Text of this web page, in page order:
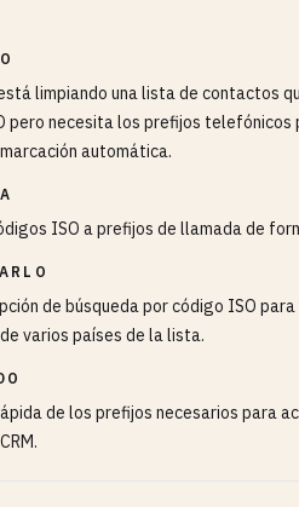
limpiando una lista de contactos
pero necesita los prefijos telefónicos
automática.
ISO a prefijos de llamada de
de búsqueda por código ISO
varios países de la lista.
de los prefijos necesarios para